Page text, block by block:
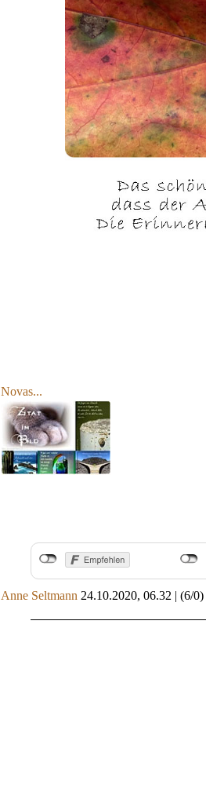
Novas...
Anne Seltmann 24.10.2020, 06.32 | (6/0)